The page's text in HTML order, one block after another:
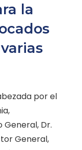
la
por el
Dr.
General,